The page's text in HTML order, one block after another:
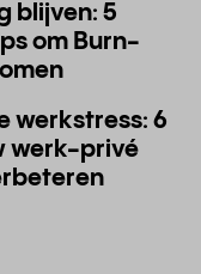
om Burn-
werk-privé